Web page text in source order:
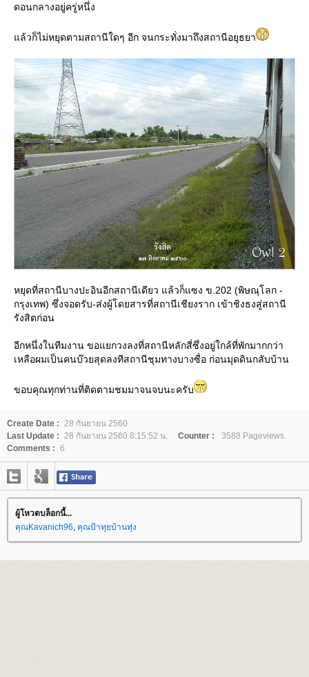
ดอนกลางอยู่ครู่หนึ่ง
ล้วก็ไม่หยุดตามสถานีใดๆ อีก จนกระทั่งมาถึงสถานีอยุธยา
หยุดที่สถานีบางปะอินอีกสถานีเดียว แล้วก็แซง ข.202 (พิษณุโลก -
กรุงเทพ) ซึ่งจอดรับ-ส่งผู้โดยสารที่สถานีเชียงราก เข้าชิงธงสู่สถานี
รังสิตก่อน
อีกหนึ่งในทีมงาน ขอแยกวงลงที่สถานีหลักสี่ซึ่งอยู่ใกล้ที่พักมากกว่า
เหลือผมเป็นคนบ๊วยสุดลงทีสถานีชุมทางบางซื่อ ก่อนมุดดินกลับบ้าน
ขอบคุณทุกท่านที่ติดตามชมมาจนจบนะครับ
Create Date : 28 กันยายน 2560
Last Update : 28 กันยายน 2560 8:15:52 น. Counter :
3588 Pageviews.
Comments : 6
ผู้โหวตบล็อกนี้...
คุณKavanich96, คุณป้าทุยบ้านทุ่ง